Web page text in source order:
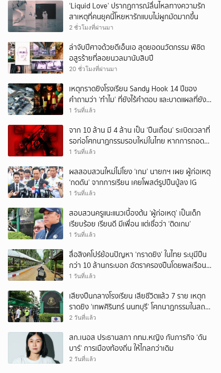
‘Liquid Love’ ปรากฏการณ์ลื่นไหลทางความรัก
สาเหตุที่คนยุคนี้โหยหารักแบบไม่ผูกมัดมากขึ้น
2 ชั่วโมงที่ผ่านมา
ล่าจับปีศาจด้วยดีเอ็นเอ สุดยอดนวัตกรรม พิชิต
อสูรร้ายที่ลอยนวลมานับสิบปี
20 ชั่วโมงที่ผ่านมา
เหตุกราดยิงโรงเรียน Sandy Hook 14 ปีของ
คำถามว่า ‘ทำไม’ ที่ยังไร้คำตอบ และบาดแผลที่ยัง
ทวงความรับผิดชอบไม่จบ
1 วันที่แล้ว
จาก 10 ล้าน มี 4 ล้าน เป็น ‘ปืนเถื่อน’ ระเบิดเวลาที่
รอก่อโศกนาฏกรรมรอบใหม่ในไทย หากการถอดบท
เรียนของรัฐเป็นเพียง ‘ลมปาก’
1 วันที่แล้ว
ผลสอบสวนใหม่ไม่โยง ‘เกม’ นายกฯ เผย ผู้ก่อเหตุ
‘กดดัน’ จากการเรียน เคยโพสต์รูปปืนปู่ลง IG
1 วันที่แล้ว
สอบสวนครูแนะแนวเบื้องต้น ‘ผู้ก่อเหตุ’ เป็นเด็ก
เรียบร้อย เรียนดี มีเพื่อน แต่เชื่อว่า ‘ติดเกม’
1 วันที่แล้ว
สื่อสิงคโปร์ย้อนปัญหา ‘กราดยิง’ ในไทย ระบุมีปืน
กว่า 10 ล้านกระบอก อัตราครองปืนโดยพลเรือน
สูงที่สุดในภูมิภาค
1 วันที่แล้ว
เสียงปืนกลางโรงเรียน เสียชีวิตแล้ว 7 ราย เหตุก
ราดยิง ‘เทพศิรินทร์ นนทบุรี’ โศกนาฏกรรมในสถาน
ศึกษา ครั้งที่ 2 ในรอบปี
2 วันที่แล้ว
สก.เนอส ประธานสภา กทม.หญิง กับภารกิจ ‘ดัน
บาร์’ การเมืองท้องถิ่น ให้ไกลกว่าเดิม
2 วันที่แล้ว